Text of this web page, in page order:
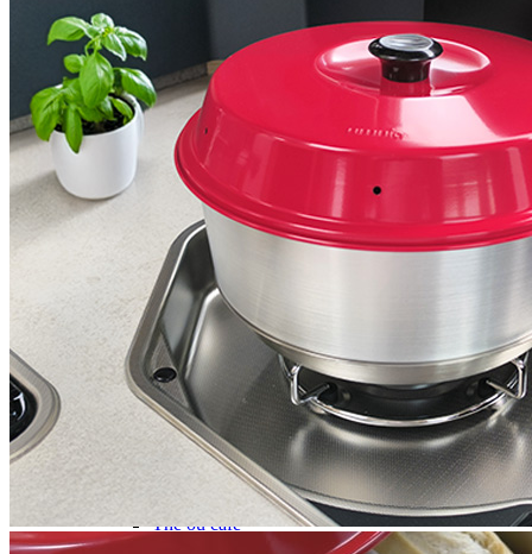
SOLUTIONS de couchage
Pour la literie
Couchages lits tout fait
AMÉNAGEMENTS & RANGEMENTS
Isolation thermique et phonique
Tableau de bord
Tapis de cabine
Housses de sièges
Rideaux de porte et moustiquaires
Accessoires rideaux volets
Gamme d'accessoires pliables
Solutions Rangement PURVARIO
Accessoires rangement cellule
Accessoires toilettes
Pied de table et accessoires
ART DE LA TABLE
Lot de Vaisselle Mélamine
Vaisselle Mélamine
Pour faire la vaisselle
Ménagères et couverts
Poêles et casseroles
Thé ou café